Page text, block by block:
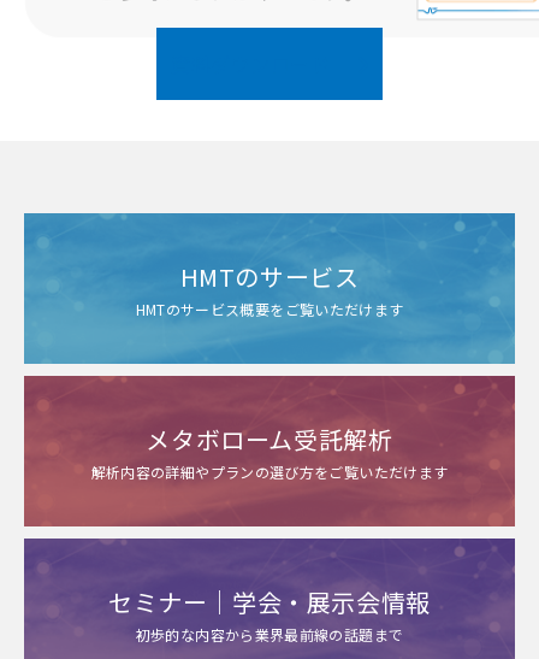
HMTのサービス
HMTのサービス概要をご覧いただけます
メタボローム受託解析
解析内容の詳細やプランの選び方をご覧いただけます
セミナー｜学会・展示会情報
初歩的な内容から業界最前線の話題まで